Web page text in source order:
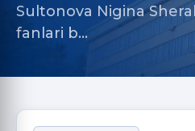
Sultonova Nigina
fanlari b…